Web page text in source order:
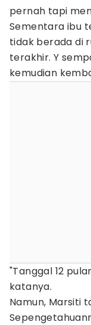
pernah tapi
Sementara ibu
tidak berada di
terakhir. Y
kemudian
"Tanggal 12
katanya.
Namun, Marsiti